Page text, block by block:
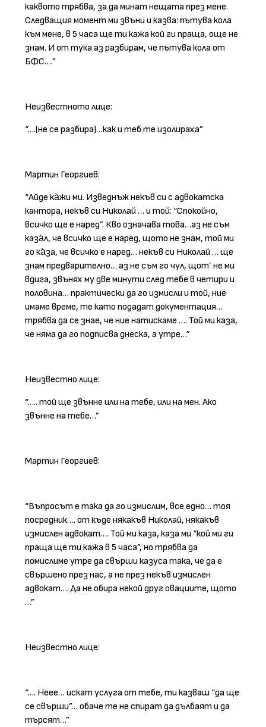
каквото трябва, за да минат нещата през мене.
Следващия момент ми звъни и казва: пътува кола
към мене, в 5 часа ще ти кажа кой ги праща, още не
знам. И от тука аз разбирам, че пътува кола от
БФС….”
Неизвестното лице:
“….(не се разбира)…как и теб те изолираха”
Мартин Георгиев:
“Айде ка̀жи ми. Изведнъж некъв си с адвокатска
кантора, некъв си Николай … и той: “Спокойно,
всичко ще е наред”. Кво означава това…аз не съм
каза̀л, че всичко ще е наред, щото не знам, той ми
го ка̀за, че всичко е наред… некъв си Николай … ще
знам предварително… аз не съм го чул, щот’ не ми
вдига, звънях му две минути след тебе в четири и
половина… практически да го измисли и той, ние
имаме време, те като подадат документация…
трябва да се знае, че ние натискаме …. Той ми каза,
че няма да го подписва днеска, а утре…”
Неизвестно лице:
“….. той ще звънне или на тебе, или на мен. Ако
звънне на тебе…”
Мартин Георгиев:
“Въпросът е така да го измислим, все едно… тоя
посредник…. от къде някакъв Николай, някакъв
измислен адвокат…. Той ми каза, каза ми “кой ми ги
праща ще ти кажа в 5 часа”, но трябва да
помислиме утре да свърши казуса така, че да е
свършено през нас, а не през некъв измислен
адвокат…. Да не обира некой друг овациите, щото
…”
Неизвестно лице:
“…. Неее… искат услуга от тебе, ти казваш “да ще
се свърши”… обаче те не спират да дълбаят и да
търсят…”